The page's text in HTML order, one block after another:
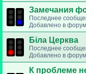
Замечания
Последнее
Добавлено в
Біла Церква
Последнее
Добавлено в
К проблеме